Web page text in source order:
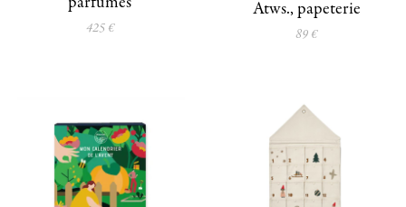
425 €
Atws., papeterie
89 €